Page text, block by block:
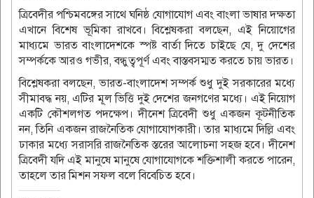
ত্রিবেদীর পশ্চিমবঙ্গের সাথে ঘনিষ্ঠ যোগাযোগ এবং বাংলা ভাষার দক্ষতা
এখানে বিশেষ ভূমিকা রাখবে। বিশ্লেষকরা বলছেন, এই নিয়োগের
মাধ্যমে ভারত বাংলাদেশকে স্পষ্ট বার্তা দিতে চাইছে যে, দু দেশের
সম্পর্ককে আরও গভীর, বন্ধুত্বপূর্ণ এবং বাস্তবসম্মত করতে চায় ভারত।
বিশ্লেষকরা বলছেন, ভারত-বাংলাদেশ সম্পর্ক শুধু দুই সরকারের মধ্যে
সীমাবদ্ধ নয়, এটির মূল ভিত্তি দুই দেশের জনগণের মধ্যে। এই নিয়োগ
একটি কৌশলগত পদক্ষেপ। দীনেশ ত্রিবেদী শুধু একজন কূটনীতিক
নন, তিনি একজন রাজনৈতিক যোগাযোগকারী। তার মাধ্যমে দিল্লি এবং
ঢাকার মধ্যে সরাসরি রাজনৈতিক স্তরের আলোচনা সহজ হবে। দীনেশ
ত্রিবেদী যদি এই মানুষে মানুষে যোগাযোগকে শক্তিশালী করতে পারেন,
তাহলে তার মিশন সফল বলে বিবেচিত হবে।